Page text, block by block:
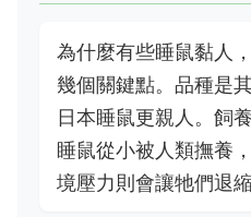
為什麼有些睡鼠黏人
幾個關鍵點。品種是
日本睡鼠更親人。飼
睡鼠從小被人類撫養
境壓力則會讓牠們退縮